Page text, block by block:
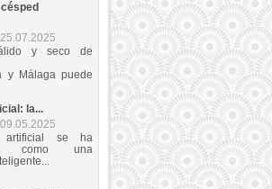
y seco de
y Málaga puede
la...
artificial se ha
como una